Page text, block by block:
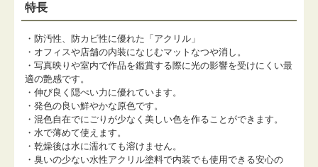
特長
・防汚性、防カビ性に優れた「アクリル」
・オフィスや店舗の内装になじむマットなつや消し。
・写真映りや室内で作品を鑑賞する際に光の影響を受けにくい最
適の艶感です。
・伸び良く隠ぺい力に優れています。
・発色の良い鮮やかな原色です。
・混色自在でにごりが少なく美しい色を作ることができます。
・水で薄めて使えます。
・乾燥後は水に濡れても溶けません。
・臭いの少ない水性アクリル塗料で内装でも使用できる安心の